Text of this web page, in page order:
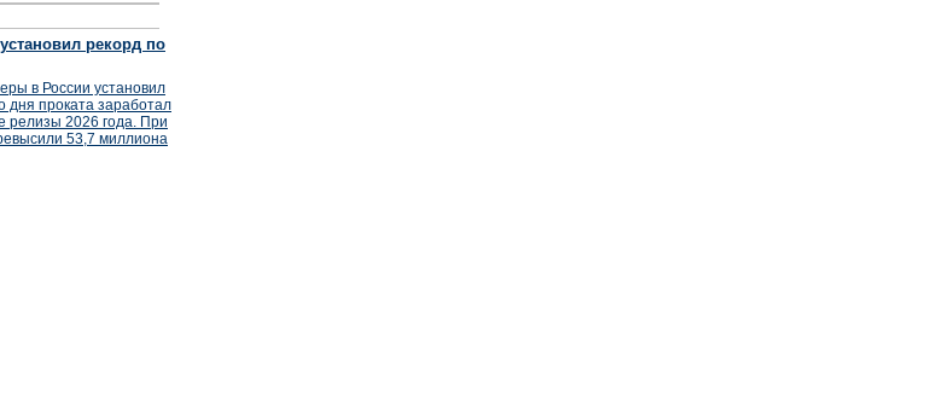
рекорд по
в России установил
дня проката заработал
релизы 2026 года. При
53,7 миллиона